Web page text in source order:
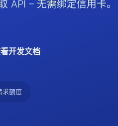
API – 无需绑定信用卡。
开发文档
求额度